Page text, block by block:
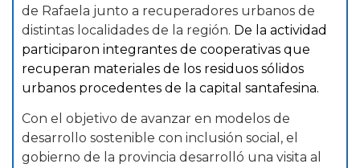
de Rafaela junto a recuperadores urbanos de
distintas localidades de la región. De la actividad
participaron integrantes de cooperativas que
recuperan materiales de los residuos sólidos
urbanos procedentes de la capital santafesina.
Con el objetivo de avanzar en modelos de
desarrollo sostenible con inclusión social, el
gobierno de la provincia desarrolló una visita al